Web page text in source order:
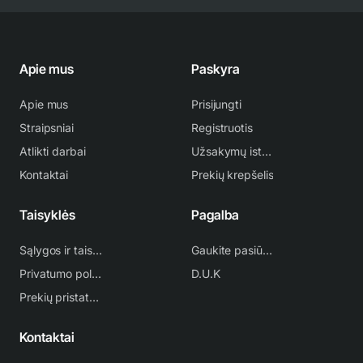
Apie mus
Apie mus
Straipsniai
Atlikti darbai
Kontaktai
Paskyra
Prisijungti
Registruotis
Užsakymų istorija
Prekių krepšelis
Taisyklės
Sąlygos ir taisyklės
Privatumo politika
Prekių pristatymas
Pagalba
Gaukite pasiūlymą
D.U.K
Kontaktai